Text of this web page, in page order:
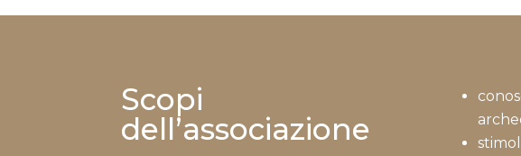
Scopi
dell’associazione